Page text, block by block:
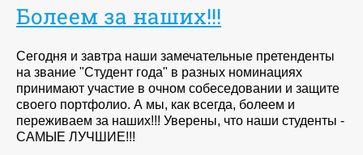
Болеем за наших!!!
Сегодня и завтра наши замечательные претенденты
на звание "Студент года" в разных номинациях
принимают участие в очном собеседовании и защите
своего портфолио. А мы, как всегда, болеем и
переживаем за наших!!! Уверены, что наши студенты -
САМЫЕ ЛУЧШИЕ!!!